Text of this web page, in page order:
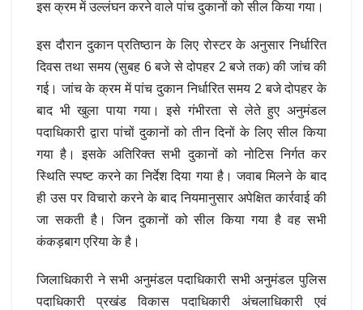
इस क्रम में उल्लंघन करने वाले पांच दुकानों को सील किया गया।
इस दौरान दुकान प्रतिष्ठान के लिए रोस्टर के अनुसार निर्धारित
दिवस तथा समय (सुबह 6 बजे से दोपहर 2 बजे तक) की जांच की
गई। जांच के क्रम में पांच दुकान निर्धारित समय 2 बजे दोपहर के
बाद भी खुला पाया गया। इसे गंभीरता से लेते हुए अनुमंडल
पदाधिकारी द्वारा पांचों दुकानों को तीन दिनों के लिए सील किया
गया है। इसके अतिरिक्त सभी दुकानों को नोटिस निर्गत कर
स्थिति स्पष्ट करने का निर्देश दिया गया है। जवाब मिलने के बाद
ही उस पर विचारो करने के बाद नियमानुसार अपेक्षित कार्रवाई की
जा सकती है। जिन दुकानों को सील किया गया है वह सभी
कंकड़बाग एरिया के है।
जिलाधिकारी ने सभी अनुमंडल पदाधिकारी सभी अनुमंडल पुलिस
पदाधिकारी प्रखंड विकास पदाधिकारी अंचलाधिकारी एवं